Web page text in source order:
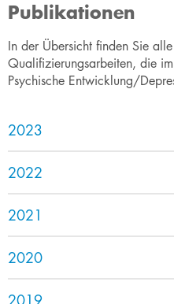
Publikationen
In der Übersicht finden Sie
Qualifizierungsarbeiten, die
Psychische Entwicklung/
2023
2022
2021
2020
2019